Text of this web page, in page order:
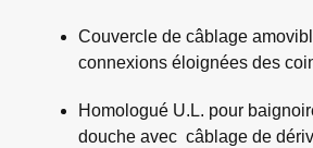
Couvercle de câblage
connexions éloignées des
Homologué U.L. pour
douche avec câblage de